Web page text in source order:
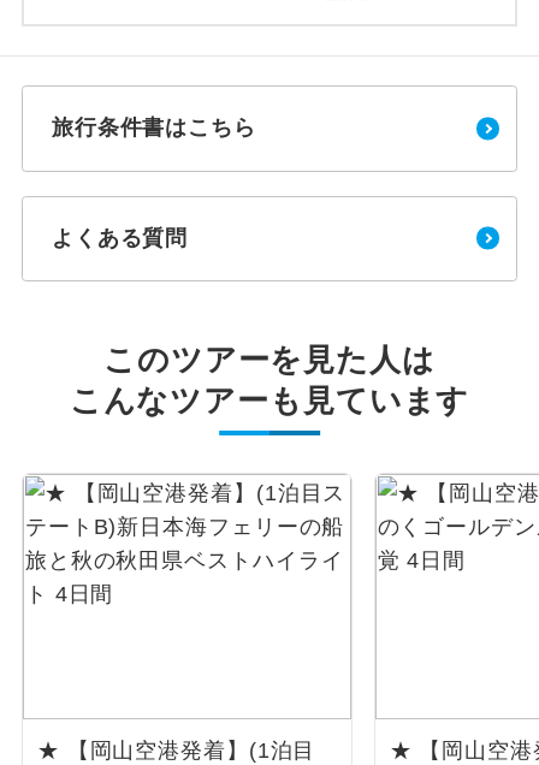
旅行条件書はこちら
よくある質問
このツアーを見た人は
こんなツアーも見ています
★ 【岡山空港発着】(1泊目
★ 【岡山空港